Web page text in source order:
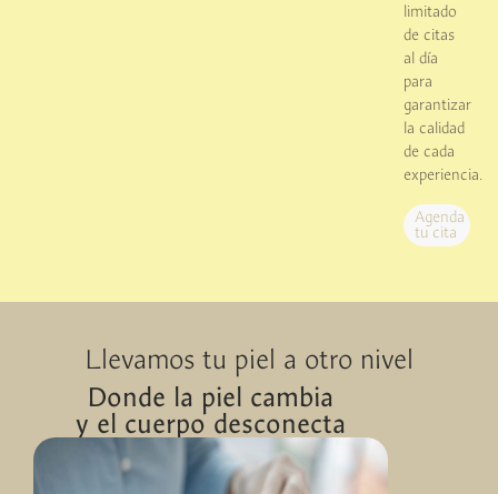
limitado
de citas
al día
para
garantizar
la calidad
de cada
experiencia.
Agenda
tu cita
Llevamos tu piel a otro nivel
Donde la piel cambia
y el cuerpo desconecta